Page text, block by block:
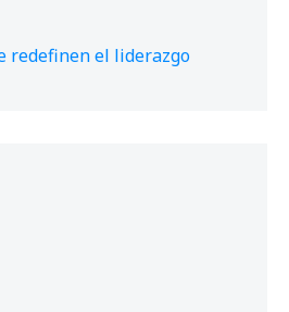
redefinen el liderazgo